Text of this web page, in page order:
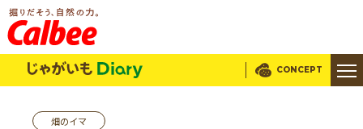
じゃがいもDialy CONCEPT
畑のイマ